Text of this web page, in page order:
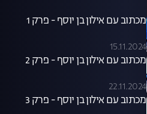
מכתוב עם אילון בן יוסף - פרק 1
15.11.2024
מכתוב עם אילון בן יוסף - פרק 2
22.11.2024
מכתוב עם אילון בן יוסף - פרק 3